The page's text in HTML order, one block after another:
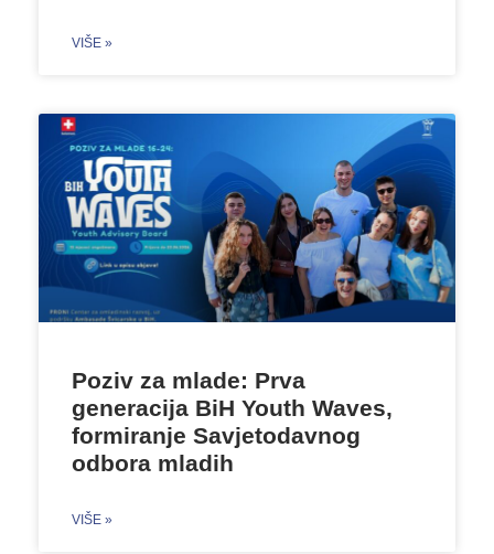
VIŠE »
Poziv za mlade: Prva
generacija BiH Youth Waves,
formiranje Savjetodavnog
odbora mladih
VIŠE »